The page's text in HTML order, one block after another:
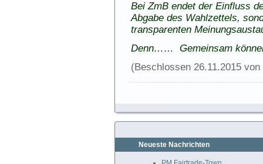
Bei ZmB endet der Einfluss
Abgabe des Wahlzettels,
transparenten
Denn…… Gemeinsam
(Beschlossen 26.11.2015 von
Neueste Nachrichten